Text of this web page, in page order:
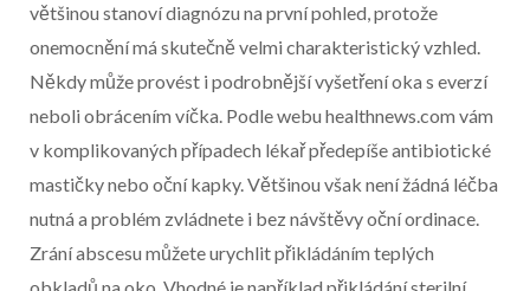
většinou stanoví diagnózu na první pohled, protože
onemocnění má skutečně velmi charakteristický vzhled.
Někdy může provést i podrobnější vyšetření oka s everzí
neboli obrácením víčka. Podle webu healthnews.com vám
v komplikovaných případech lékař předepíše antibiotické
mastičky nebo oční kapky. Většinou však není žádná léčba
nutná a problém zvládnete i bez návštěvy oční ordinace.
Zrání abscesu můžete urychlit přikládáním teplých